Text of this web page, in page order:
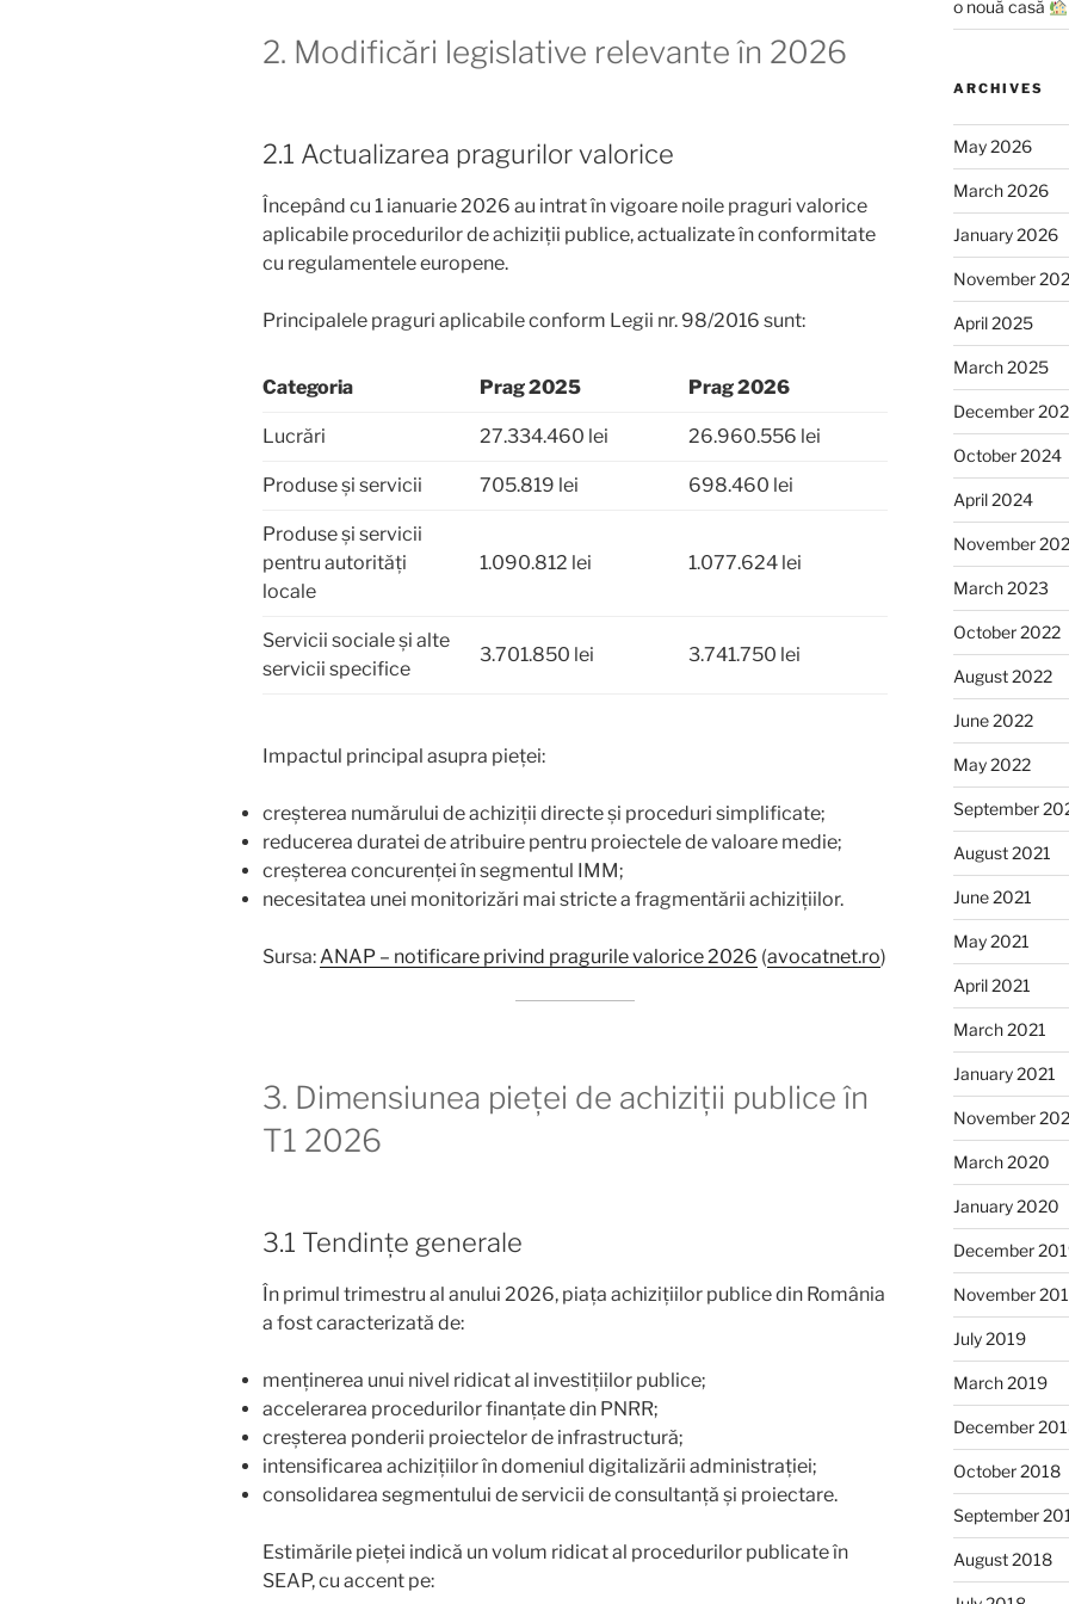
2. Modificări legislative relevante în 2026
2.1 Actualizarea pragurilor valorice
Începând cu 1 ianuarie 2026 au intrat în vigoare noile praguri valorice
aplicabile procedurilor de achiziții publice, actualizate în conformitate
cu regulamentele europene.
Principalele praguri aplicabile conform Legii nr. 98/2016 sunt:
Categoria Prag 2025 Prag 2026
Lucrări 27.334.460 lei 26.960.556 lei
Produse și servicii 705.819 lei 698.460 lei
Produse și servicii
pentru autorități
locale
1.090.812 lei 1.077.624 lei
Servicii sociale și alte
servicii specifice
3.701.850 lei 3.741.750 lei
Impactul principal asupra pieței:
creșterea numărului de achiziții directe și proceduri simplificate;
reducerea duratei de atribuire pentru proiectele de valoare medie;
creșterea concurenței în segmentul IMM;
necesitatea unei monitorizări mai stricte a fragmentării achizițiilor.
Sursa: ANAP – notificare privind pragurile valorice 2026 (avocatnet.ro)
3. Dimensiunea pieței de achiziții publice în
T1 2026
3.1 Tendințe generale
În primul trimestru al anului 2026, piața achizițiilor publice din România
a fost caracterizată de:
menținerea unui nivel ridicat al investițiilor publice;
accelerarea procedurilor finanțate din PNRR;
creșterea ponderii proiectelor de infrastructură;
intensificarea achizițiilor în domeniul digitalizării administrației;
consolidarea segmentului de servicii de consultanță și proiectare.
Estimările pieței indică un volum ridicat al procedurilor publicate în
SEAP, cu accent pe:
o nouă casă
ARCHIVES
May 2026
March 2026
January 2026
November
April 2025
March 2025
December
October 2024
April 2024
November
March 2023
October 2022
August 2022
June 2022
May 2022
September
August 2021
June 2021
May 2021
April 2021
March 2021
January 2021
November
March 2020
January 2020
December
November
July 2019
March 2019
December
October 2018
September
August 2018